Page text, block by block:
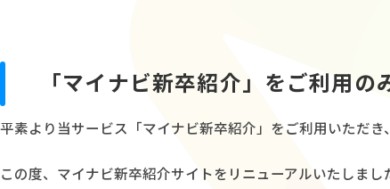
「マイナビ新卒紹介」をご利用の
平素より当サービス「マイナビ新卒紹介」をご利用いただき
この度、マイナビ新卒紹介サイトをリニューアルいたしまし